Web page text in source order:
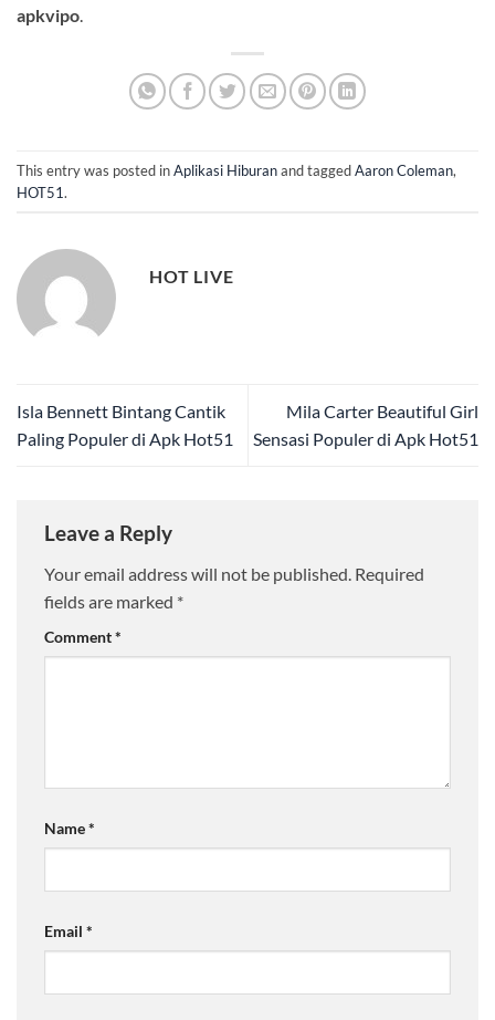
apkvipo.
This entry was posted inAplikasi Hiburanand taggedAaron Coleman,
HOT51.
HOT LIVE
Isla Bennett Bintang Cantik
Paling Populer di Apk Hot51
Mila Carter Beautiful Girl
Sensasi Populer di Apk Hot51
Leave a Reply
Your email address will not be published. Required
fields are marked *
Comment*
Name*
Email *